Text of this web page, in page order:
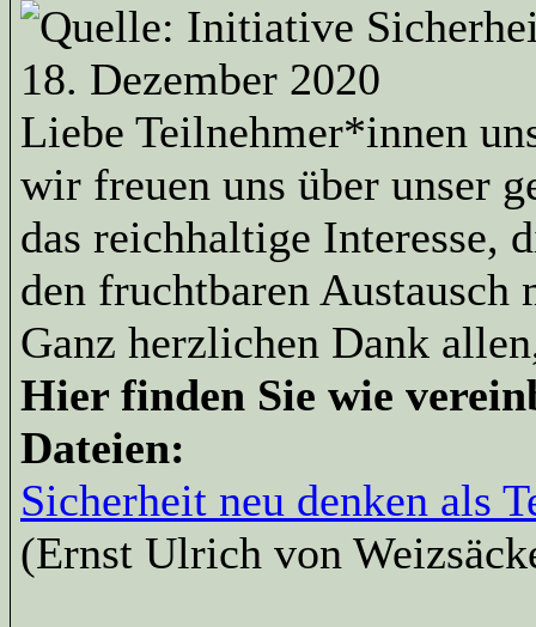
18. Dezember 2020
Liebe Teilnehmer*innen
wir freuen uns über unser
das reichhaltige Interesse,
den fruchtbaren Austausch
Ganz herzlichen Dank
Hier finden Sie wie
Dateien:
Sicherheit neu denken als
(Ernst Ulrich von